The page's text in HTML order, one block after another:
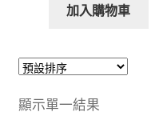
加入購物車
顯示單一結果